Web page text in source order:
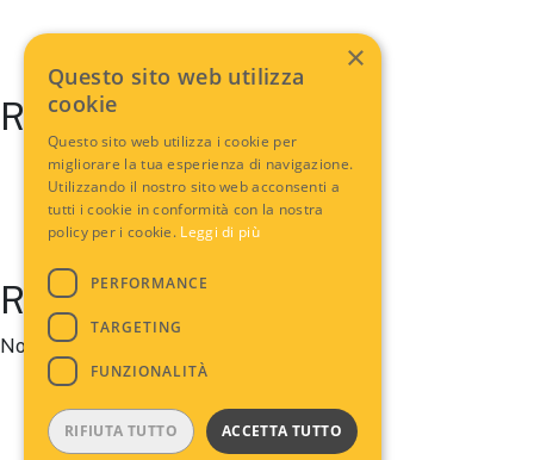
Recent Posts
Recent Comments
No comments to show.
×
Questo sito web utilizza
cookie
Questo sito web utilizza i cookie per
migliorare la tua esperienza di navigazione.
Utilizzando il nostro sito web acconsenti a
tutti i cookie in conformità con la nostra
policy per i cookie. Leggi di più
PERFORMANCE
TARGETING
FUNZIONALITÀ
ACCETTA TUTTO
RIFIUTA TUTTO